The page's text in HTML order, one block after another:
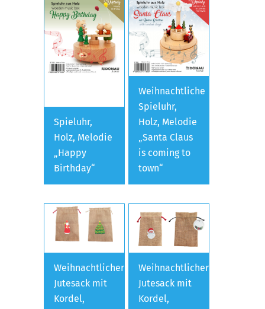
Spieluhr,
Holz, Melodie
„Happy
Birthday“
Weihnachtliche
Spieluhr,
Holz, Melodie
„Santa Claus
is coming to
town“
Weihnachtlicher
Jutesack mit
Kordel,
Weihnachtlicher
Jutesack mit
Kordel,